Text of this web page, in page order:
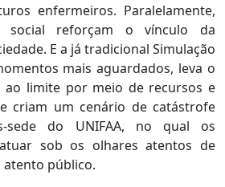
enfermeiros. Paralelamente,
social reforçam o vínculo da
E a já tradicional Simulação
mais aguardados, leva o
ao limite por meio de recursos e
criam um cenário de catástrofe
sede do UNIFAA, no qual os
sob os olhares atentos de
atento público.